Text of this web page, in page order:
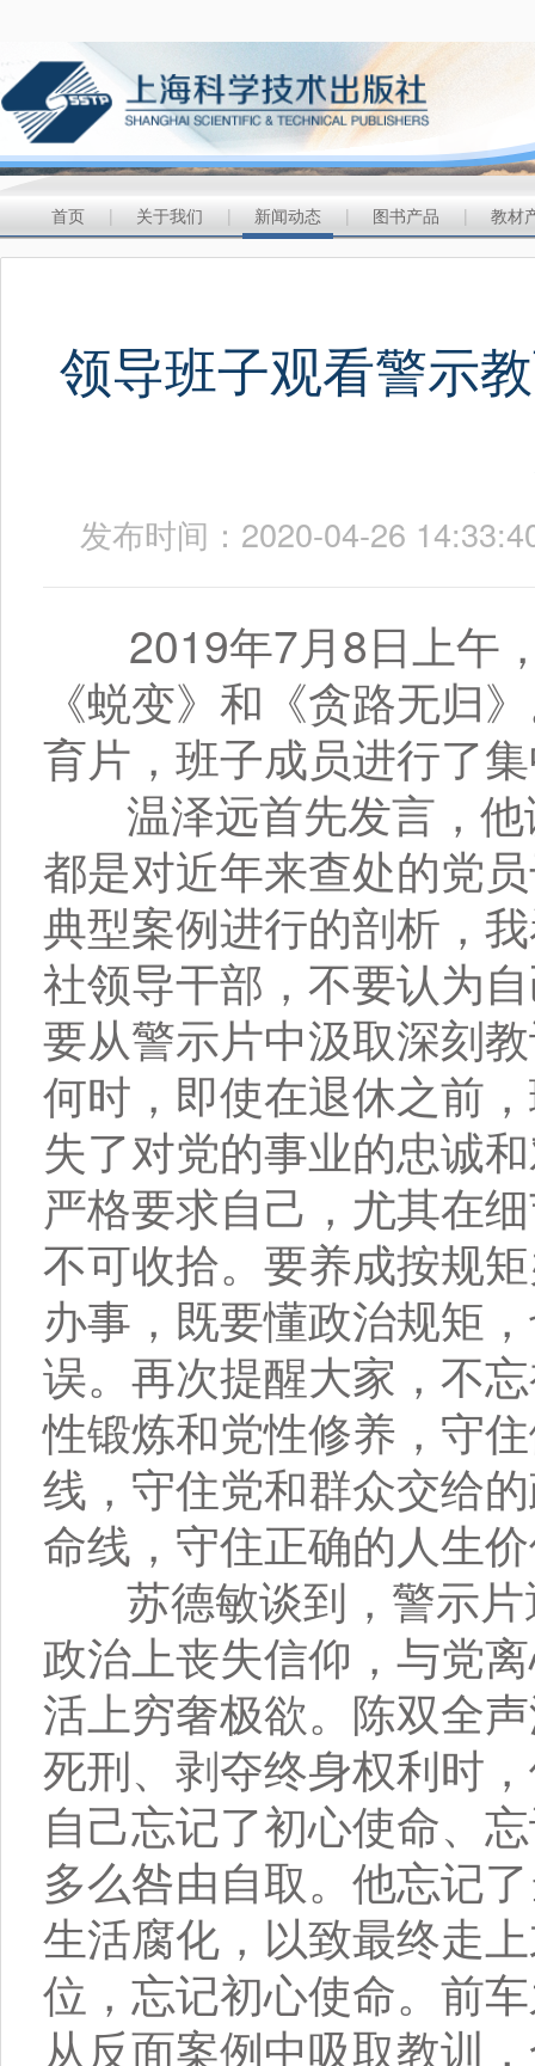
首页 | 关于我们 | 新闻动态 | 图书产品 | 教材
领导班子观看警示
发布时间：2020-04-26
2019年7月8日上午
《蜕变》和《贪路无归
育片，班子成员进行了
温泽远首先发言，他
都是对近年来查处的党
典型案例进行的剖析，
社领导干部，不要认为
要从警示片中汲取深刻
何时，即使在退休之前
失了对党的事业的忠诚
严格要求自己，尤其在
不可收拾。要养成按规
办事，既要懂政治规矩
误。再次提醒大家，不
性锻炼和党性修养，守
线，守住党和群众交给
命线，守住正确的人生
苏德敏谈到，警示片
政治上丧失信仰，与党
活上穷奢极欲。陈双全
死刑、剥夺终身权利时
自己忘记了初心使命、
多么咎由自取。他忘记
生活腐化，以致最终走
位，忘记初心使命。前
从反面案例中吸取教训